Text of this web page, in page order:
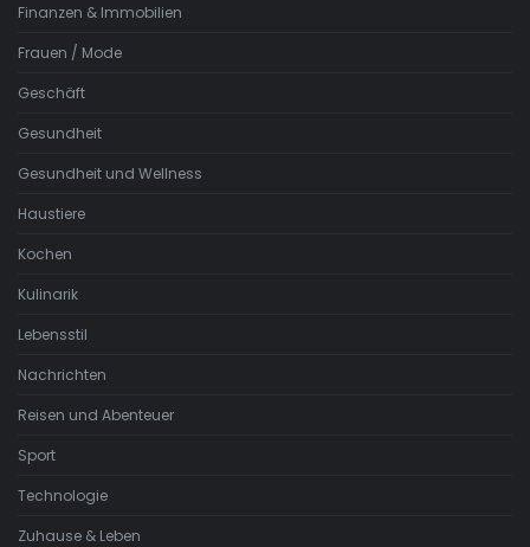
Finanzen & Immobilien
Frauen / Mode
Geschäft
Gesundheit
Gesundheit und Wellness
Haustiere
Kochen
Kulinarik
Lebensstil
Nachrichten
Reisen und Abenteuer
Sport
Technologie
Zuhause & Leben